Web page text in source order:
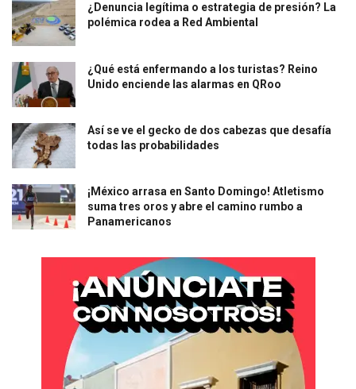
¿Denuncia legítima o estrategia de presión? La
polémica rodea a Red Ambiental
¿Qué está enfermando a los turistas? Reino
Unido enciende las alarmas en QRoo
Así se ve el gecko de dos cabezas que desafía
todas las probabilidades
¡México arrasa en Santo Domingo! Atletismo
suma tres oros y abre el camino rumbo a
Panamericanos